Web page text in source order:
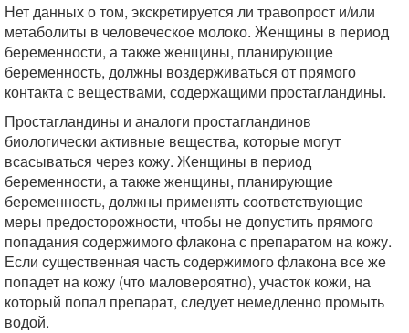
Нет данных о том, экскретируется ли травопрост и/или
метаболиты в человеческое молоко. Женщины в период
беременности, а также женщины, планирующие
беременность, должны воздерживаться от прямого
контакта с веществами, содержащими простагландины.
Простагландины и аналоги простагландинов
биологически активные вещества, которые могут
всасываться через кожу. Женщины в период
беременности, а также женщины, планирующие
беременность, должны применять соответствующие
меры предосторожности, чтобы не допустить прямого
попадания содержимого флакона с препаратом на кожу.
Если существенная часть содержимого флакона все же
попадет на кожу (что маловероятно), участок кожи, на
который попал препарат, следует немедленно промыть
водой.